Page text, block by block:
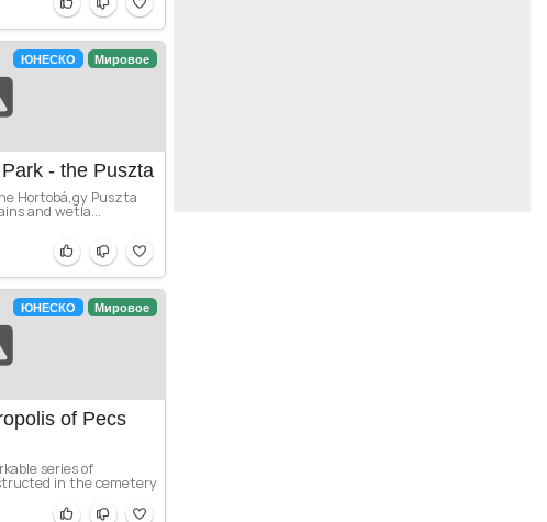
ЮНЕСКО Мировое
- the Puszta
Hortobá,gy Puszta
and wetla...
ЮНЕСКО Мировое
of Pecs
series of
in the cemetery